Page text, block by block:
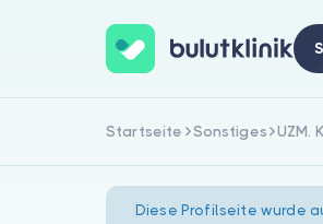
Startseite Sonstiges UZM.
Diese Profilseite wurde